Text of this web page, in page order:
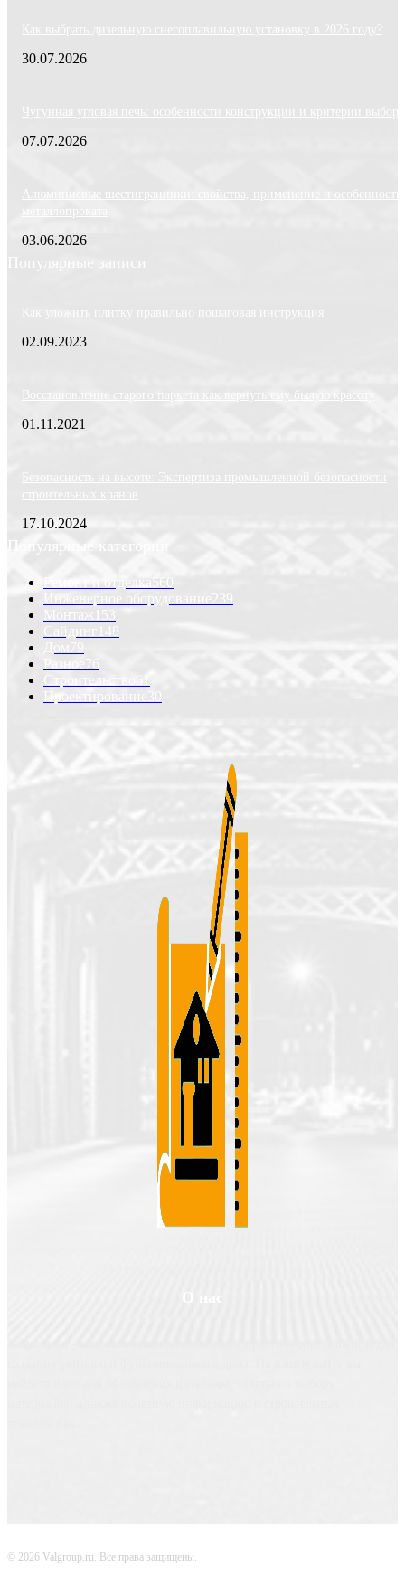
Как выбрать дизельную снегоплавильную установку в 2026 году?
30.07.2026
Чугунная угловая печь: особенности конструкции и критерии выбора
07.07.2026
Алюминиевые шестигранники: свойства, применение и особенности
металлопроката
03.06.2026
Популярные записи
Как уложить плитку правильно пошаговая инструкция
02.09.2023
Восстановление старого паркета как вернуть ему былую красоту
01.11.2021
Безопасность на высоте: Экспертиза промышленной безопасности
строительных кранов
17.10.2024
Популярные категории
Ремонт и отделка 560
Инженерное оборудование 239
Монтаж
153
Сайдинг
148
79
Разное
76
Строительство
61
Проектирование
© 2026 Valgroup.ru. Все права защищены.